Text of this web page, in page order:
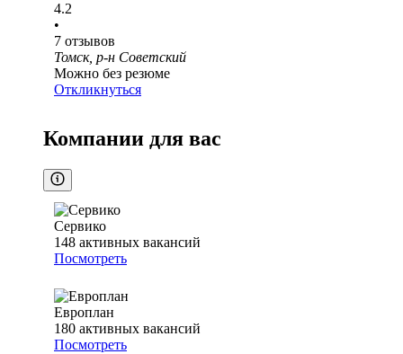
4.2
•
7 отзывов
Томск, р-н Советский
Можно без резюме
Откликнуться
Компании для вас
Сервико
148 активных вакансий
Посмотреть
Европлан
180 активных вакансий
Посмотреть